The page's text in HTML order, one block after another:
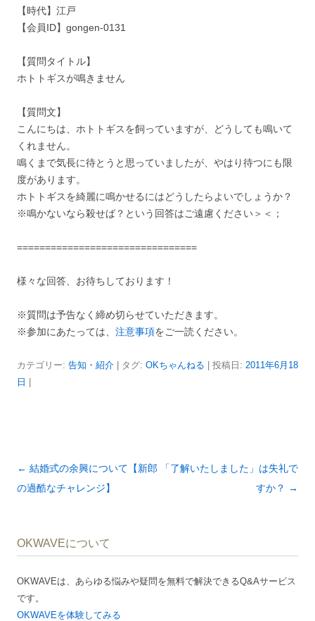
【時代】江戸
【会員ID】gongen-0131
【質問タイトル】
ホトトギスが鳴きません
【質問文】
こんにちは、ホトトギスを飼っていますが、どうしても鳴いて
くれません。
鳴くまで気長に待とうと思っていましたが、やはり待つにも限
度があります。
ホトトギスを綺麗に鳴かせるにはどうしたらよいでしょうか？
※鳴かないなら殺せば？という回答はご遠慮ください＞＜；
================================
様々な回答、お待ちしております！
※質問は予告なく締め切らせていただきます。
※参加にあたっては、 注意事項をご一読ください。
カテゴリー: 告知・紹介 | タグ: OKちゃんねる | 投稿日: 2011年6月18
日
投
稿
ゲ
シ
ョ
← 結婚式の余興について【新郎
の過酷なチャレンジ】
「了解いたしました」は失礼で
すか？ →
OKWAVEについて
OKWAVEは、あらゆる悩みや疑問を無料で解決できるQ&Aサービス
です。
OKWAVEを体験してみる